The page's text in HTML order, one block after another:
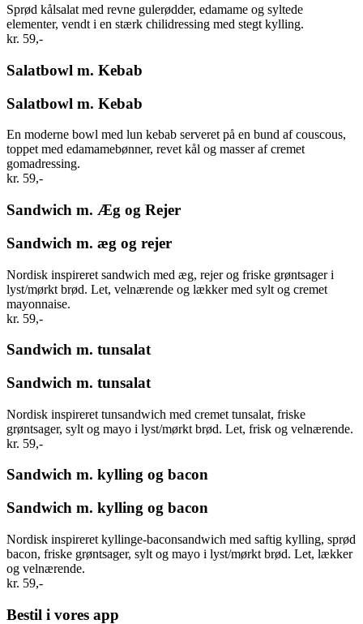
Sprød kålsalat med revne gulerødder, edamame og syltede
elementer, vendt i en stærk chilidressing med stegt kylling.
kr. 59,-
Salatbowl m. Kebab
Salatbowl m. Kebab
En moderne bowl med lun kebab serveret på en bund af couscous,
toppet med edamamebønner, revet kål og masser af cremet
gomadressing.
kr. 59,-
Sandwich m. Æg og Rejer
Sandwich m. æg og rejer
Nordisk inspireret sandwich med æg, rejer og friske grøntsager i
lyst/mørkt brød. Let, velnærende og lækker med sylt og cremet
mayonnaise.
kr. 59,-
Sandwich m. tunsalat
Sandwich m. tunsalat
Nordisk inspireret tunsandwich med cremet tunsalat, friske
grøntsager, sylt og mayo i lyst/mørkt brød. Let, frisk og velnærende.
kr. 59,-
Sandwich m. kylling og bacon
Sandwich m. kylling og bacon
Nordisk inspireret kyllinge-baconsandwich med saftig kylling, sprød
bacon, friske grøntsager, sylt og mayo i lyst/mørkt brød. Let, lækker
og velnærende.
kr. 59,-
Bestil i vores app